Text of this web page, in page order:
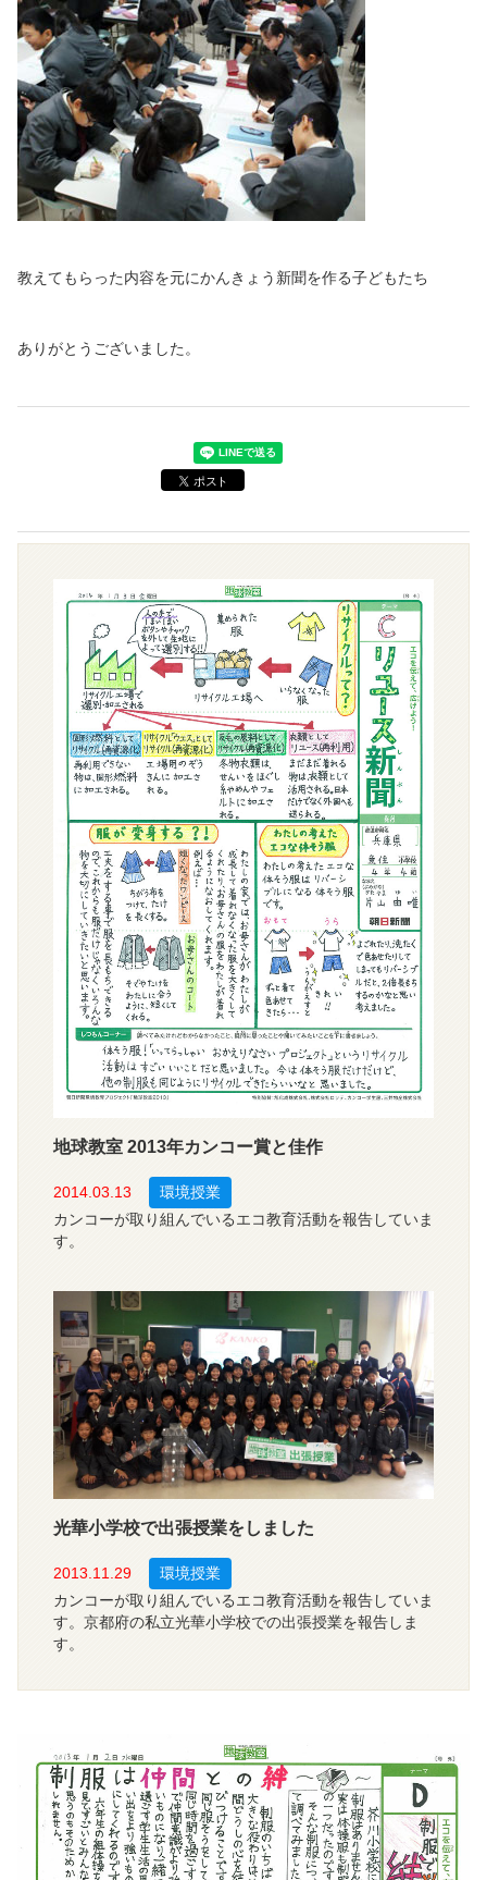
教えてもらった内容を元にかんきょう新聞を作る子どもたち
ありがとうございました。
地球教室 2013年カンコー賞と佳作
2014.03.13
環境授業
カンコーが取り組んでいるエコ教育活動を報告していま
す。
光華小学校で出張授業をしました
2013.11.29
環境授業
カンコーが取り組んでいるエコ教育活動を報告していま
す。京都府の私立光華小学校での出張授業を報告しま
す。